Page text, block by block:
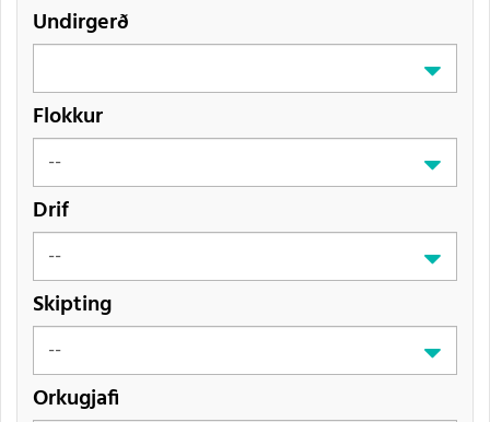
Undirgerð
Flokkur
Drif
Skipting
Orkugjafi